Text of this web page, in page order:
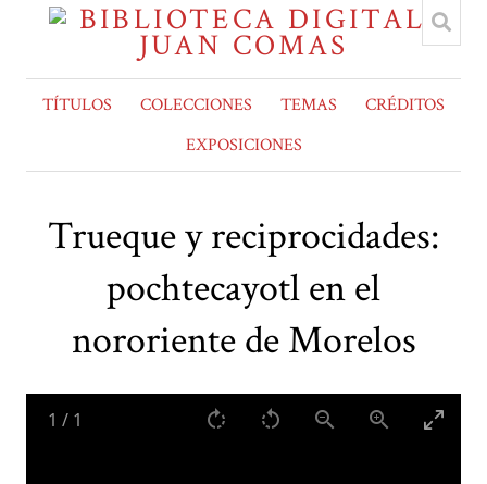
TÍTULOS COLECCIONES TEMAS
CRÉDITOS
EXPOSICIONES
Trueque y reciprocidades:
pochtecayotl en el
nororiente de Morelos
1 / 1